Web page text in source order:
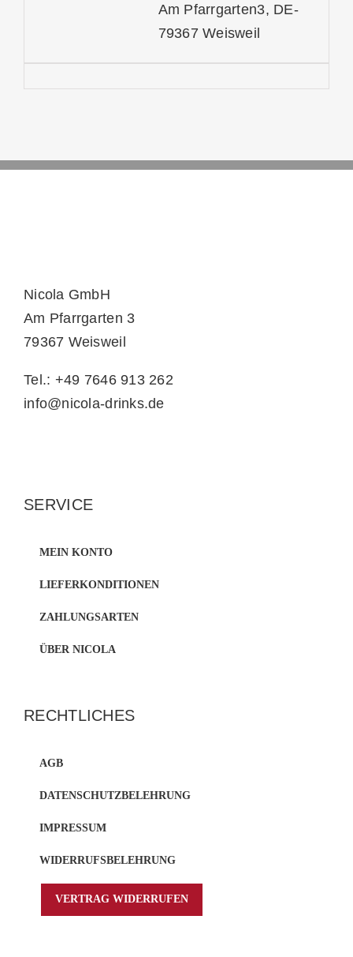
Am Pfarrgarten3, DE-
79367 Weisweil
Nicola GmbH
Am Pfarrgarten 3
79367 Weisweil
Tel.: +49 7646 913 262
info@nicola-drinks.de
SERVICE
MEIN KONTO
LIEFERKONDITIONEN
ZAHLUNGSARTEN
ÜBER NICOLA
RECHTLICHES
AGB
DATENSCHUTZBELEHRUNG
IMPRESSUM
WIDERRUFSBELEHRUNG
VERTRAG WIDERRUFEN